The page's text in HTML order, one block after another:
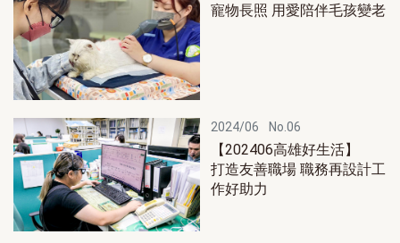
寵物長照 用愛陪伴毛孩變老
2024/06 No.06
【202406高雄好生活】
打造友善職場 職務再設計工
作好助力